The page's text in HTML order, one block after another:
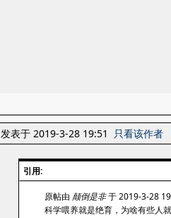
发表于 2019-3-28 19:51 只看该作者
引用:
原帖由 颠倒是非于 2019-3-28
科学喂养就是绝育，为啥有些人